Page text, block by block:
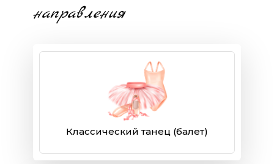
направления
Классический танец (балет)